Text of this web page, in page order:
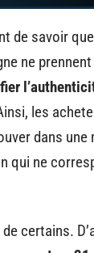
de savoir
ne
les
dans une
qui ne
certains.